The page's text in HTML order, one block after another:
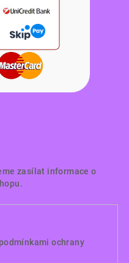
zasílat informace o
ochrany